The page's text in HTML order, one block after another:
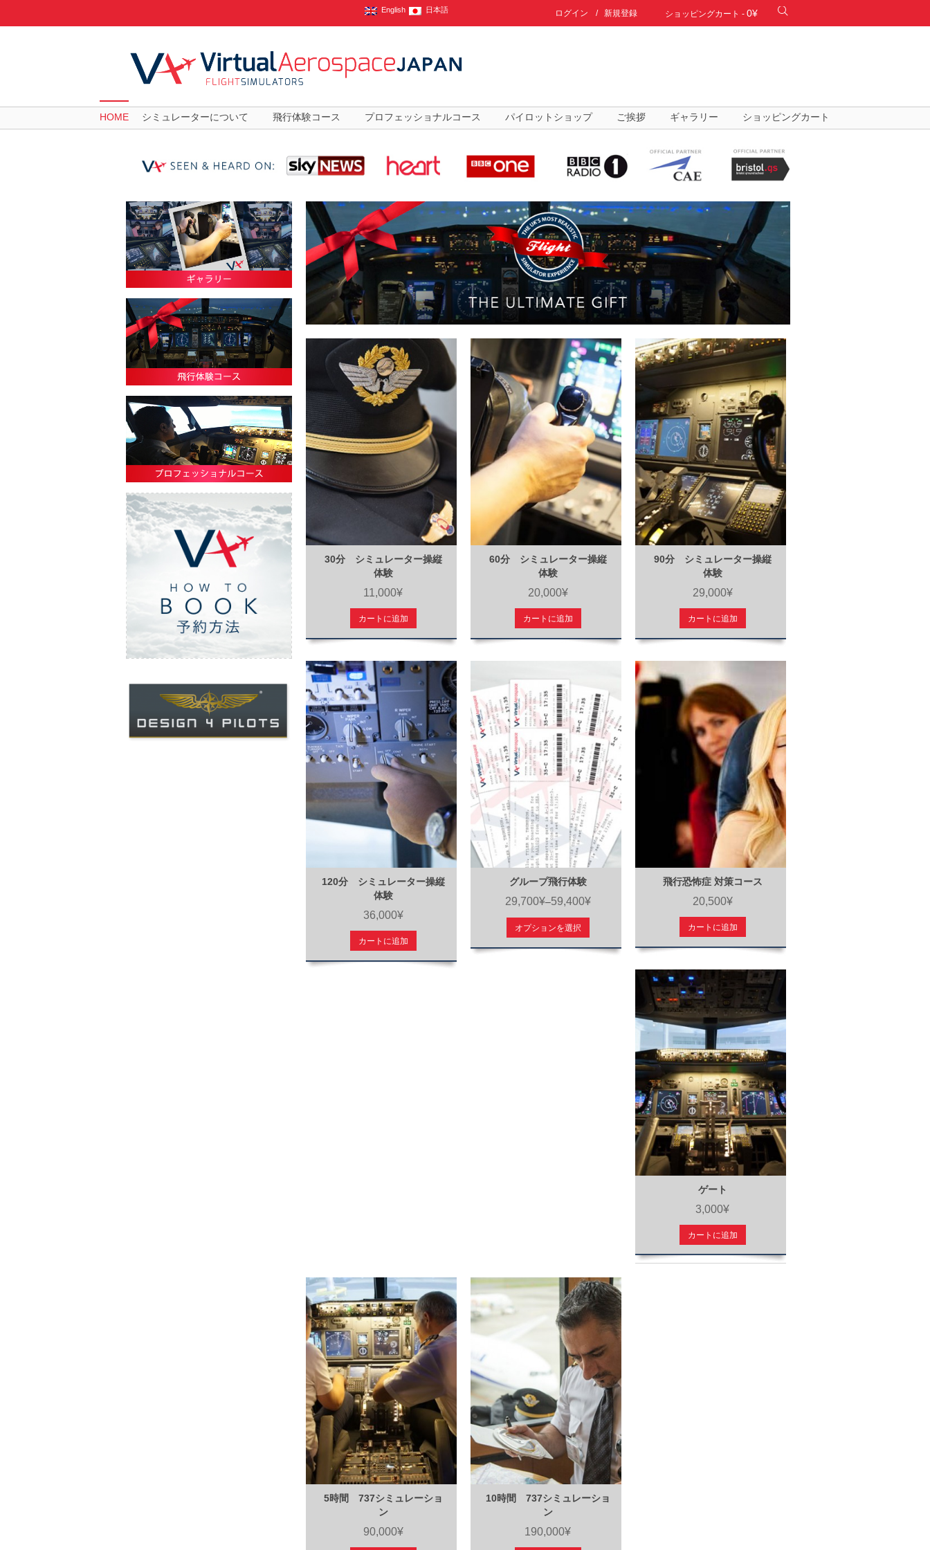
English 日本語 ショッピングカート - 0¥
ログイン / 新規登録
HOME シミュレーターについて 飛行体験コース プロフェッショナルコース パイロットショップ ご挨拶 ギャラリー ショッピングカート
ご予約方法
30分 シミュレーター操縦
体験
11,000¥
カートに追加
60分 シミュレーター操縦
体験
20,000¥
カートに追加
90分 シミュレーター操縦
体験
29,000¥
カートに追加
120分 シミュレーター操縦
体験
36,000¥
カートに追加
グループ飛行体験
29,700¥–59,400¥
オプションを選択
飛行恐怖症 対策コース
20,500¥
カートに追加
ゲート
3,000¥
カートに追加
5時間 737シミュレーショ
ン
90,000¥
10時間 737シミュレーショ
ン
190,000¥